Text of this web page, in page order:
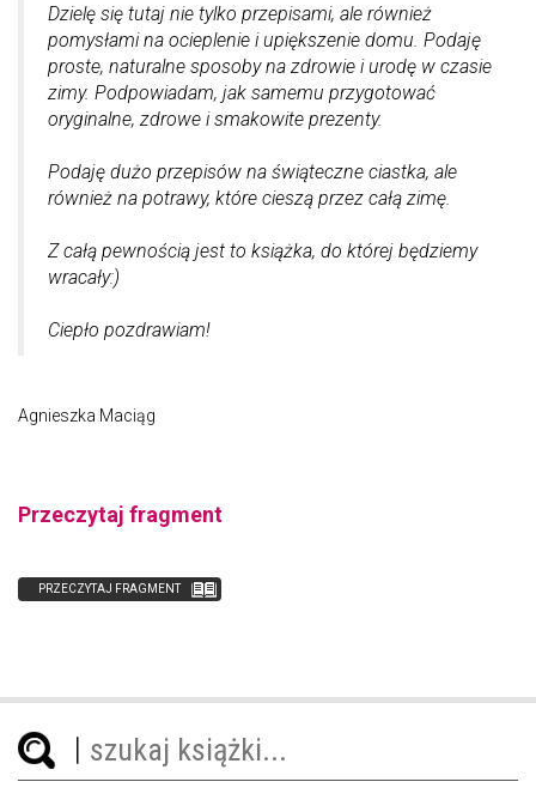
Dzielę się tutaj nie tylko przepisami, ale również
pomysłami na ocieplenie i upiększenie domu. Podaję
proste, naturalne sposoby na zdrowie i urodę w czasie
zimy. Podpowiadam, jak samemu przygotować
oryginalne, zdrowe i smakowite prezenty.
Podaję dużo przepisów na świąteczne ciastka, ale
również na potrawy, które cieszą przez całą zimę.
Z całą pewnością jest to książka, do której będziemy
wracały:)
Ciepło pozdrawiam!
Agnieszka Maciąg
Przeczytaj fragment
PRZECZYTAJ FRAGMENT